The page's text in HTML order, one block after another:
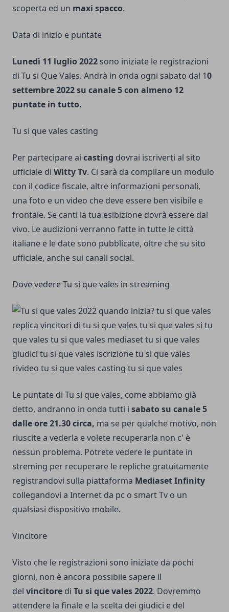
scoperta ed un maxi spacco.
Data di inizio e puntate
Lunedì 11 luglio 2022 sono iniziate le registrazioni
di Tu si Que Vales. Andrà in onda ogni sabato dal 10
settembre 2022 su canale 5 con almeno 12
puntate in tutto.
Tu si que vales casting
Per partecipare ai casting dovrai iscriverti al sito
ufficiale di Witty Tv. Ci sarà da compilare un modulo
con il codice fiscale, altre informazioni personali,
una foto e un video che deve essere ben visibile e
frontale. Se canti la tua esibizione dovrà essere dal
vivo. Le audizioni verranno fatte in tutte le città
italiane e le date sono pubblicate, oltre che su sito
ufficiale, anche sui canali social.
Dove vedere Tu si que vales in streaming
Le puntate di Tu si que vales, come abbiamo già
detto, andranno in onda tutti i sabato su canale 5
dalle ore 21.30 circa, ma se per qualche motivo, non
riuscite a vederla e volete recuperarla non c' è
nessun problema. Potrete vedere le puntate in
streming per recuperare le repliche gratuitamente
registrandovi sulla piattaforma Mediaset Infinity
collegandovi a Internet da pc o smart Tv o un
qualsiasi dispositivo mobile.
Vincitore
Visto che le registrazioni sono iniziate da pochi
giorni, non è ancora possibile sapere il
del vincitore di Tu si que vales 2022. Dovremmo
attendere la finale e la scelta dei giudici e del